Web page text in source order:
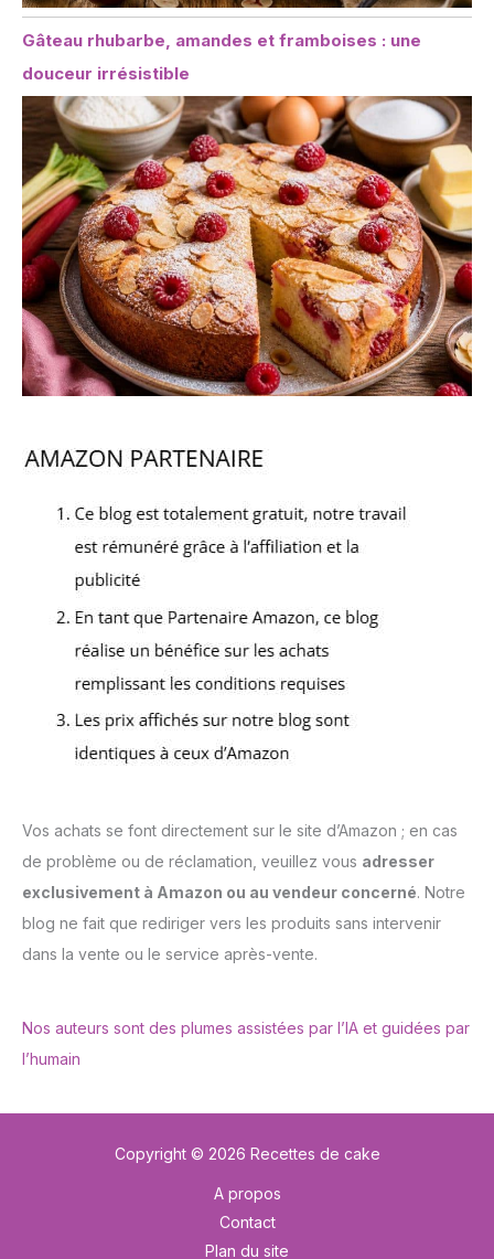
Gâteau rhubarbe, amandes et framboises : une
douceur irrésistible
Vos achats se font directement sur le site d’Amazon ; en cas
de problème ou de réclamation, veuillez vous adresser
exclusivement à Amazon ou au vendeur concerné. Notre
blog ne fait que rediriger vers les produits sans intervenir
dans la vente ou le service après-vente.
Nos auteurs sont des plumes assistées par l’IA et guidées par
l’humain
Copyright © 2026 Recettes de cake
A propos
Contact
Plan du site